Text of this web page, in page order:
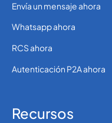
Envía un mensaje ahora
Whatsapp ahora
RCS ahora
Autenticación P2A ahora
Recursos